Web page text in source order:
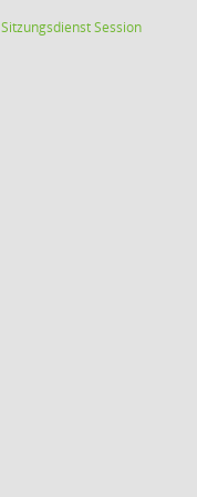
SitzungsdienstSession(Wird in